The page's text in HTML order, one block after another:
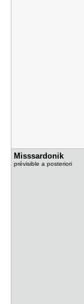
Misssardon​ik
prévisible a posteriori